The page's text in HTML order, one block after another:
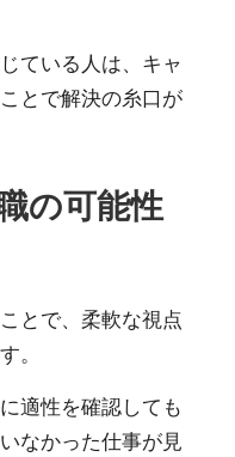
ている人は、キャ
とで解決の糸口が
の可能性
とで、柔軟な視点
。
適性を確認しても
なかった仕事が見